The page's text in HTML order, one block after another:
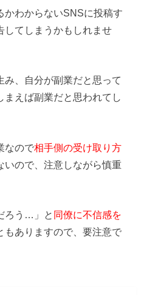
かわからないSNSに投稿す
してしまうかもしれませ
み、自分が副業だと思って
まえば副業だと思われてし
なので相手側の受け取り方
いので、注意しながら慎重
ろう…」と 同僚に不信感を
もありますので、要注意で